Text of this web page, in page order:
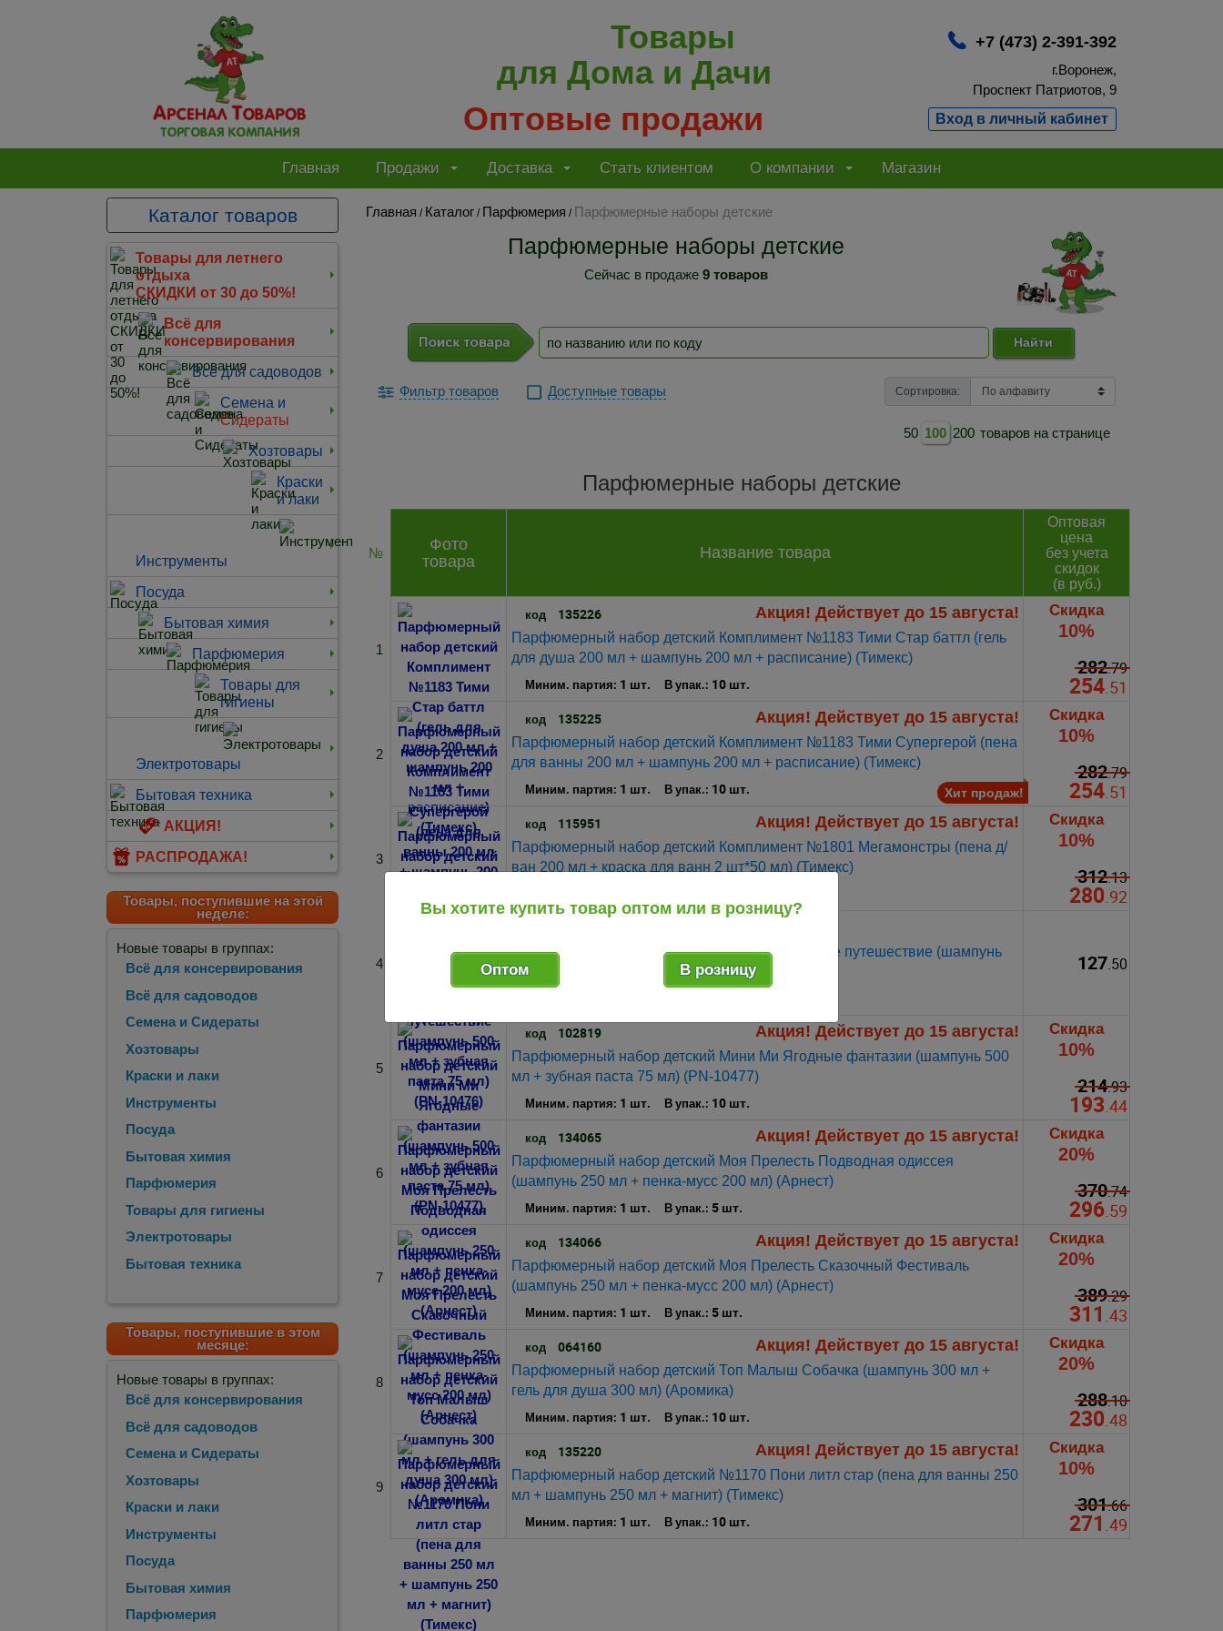
Товары
для Дома и Дачи
Оптовые продажи
+7 (473) 2-391-392
г.Воронеж,
Проспект Патриотов, 9
Вход в личный кабинет
Главная Продажи Доставка Стать клиентом О компании Магазин
Каталог товаров
Товары для летнего
отдыха
СКИДКИ от 30 до 50%!
Всё для
консервирования
Всё для садоводов
Семена и
Сидераты
Хозтовары
Краски
и лаки
Инструменты
Посуда
Бытовая химия
Парфюмерия
Товары для
гигиены
Электротовары
Бытовая техника
АКЦИЯ!
РАСПРОДАЖА!
Товары, поступившие на этой
неделе:
Новые товары в группах:
Всё для консервирования
Всё для садоводов
Семена и Сидераты
Хозтовары
Краски и лаки
Инструменты
Посуда
Бытовая химия
Парфюмерия
Товары для гигиены
Электротовары
Бытовая техника
Товары, поступившие в этом
месяце:
Новые товары в группах:
Всё для консервирования
Всё для садоводов
Семена и Сидераты
Хозтовары
Краски и лаки
Инструменты
Посуда
Бытовая химия
Парфюмерия
Главная / Каталог / Парфюмерия / Парфюмерные наборы детские
Парфюмерные наборы детские
Сейчас в продаже9 товаров
Найти
Фильтр товаров Доступные товары Сортировка:
50 100 200 товаров на странице
Парфюмерные наборы детские
№
Фото
товара
Название товара
Оптовая
цена
без учета
скидок
(в руб.)
1
код 135226 Акция! Действует до 15 августа!
Парфюмерный набор детский Комплимент №1183 Тими Стар баттл (гель
для душа 200 мл + шампунь 200 мл + расписание) (Тимекс)
Миним. партия: 1 шт. В упак.: 10 шт.
Скидка
10%
282.79
254.51
2
код 135225 Акция! Действует до 15 августа!
Парфюмерный набор детский Комплимент №1183 Тими Супергерой (пена
для ванны 200 мл + шампунь 200 мл + расписание) (Тимекс)
Миним. партия: 1 шт. В упак.: 10 шт. Хит продаж!
Скидка
10%
282.79
254.51
3
код 115951 Акция! Действует до 15 августа!
Парфюмерный набор детский Комплимент №1801 Мегамонстры (пена д/
ван 200 мл + краска для ванн 2 шт*50 мл) (Тимекс)
Скидка
10%
312.13
280.92
4
Парфюмерный набор детский Мини Ми Сладкое путешествие (шампунь
500 мл + зубная паста 75 мл) (PN-10476)
127.50
5
код 102819 Акция! Действует до 15 августа!
Парфюмерный набор детский Мини Ми Ягодные фантазии (шампунь 500
мл + зубная паста 75 мл) (PN-10477)
Миним. партия: 1 шт. В упак.: 10 шт.
Скидка
10%
214.93
193.44
6
код 134065 Акция! Действует до 15 августа!
Парфюмерный набор детский Моя Прелесть Подводная одиссея
(шампунь 250 мл + пенка-мусс 200 мл) (Арнест)
Миним. партия: 1 шт. В упак.: 5 шт.
Скидка
20%
370.74
296.59
7
код 134066 Акция! Действует до 15 августа!
Парфюмерный набор детский Моя Прелесть Сказочный Фестиваль
(шампунь 250 мл + пенка-мусс 200 мл) (Арнест)
Миним. партия: 1 шт. В упак.: 5 шт.
Скидка
20%
389.29
311 .43
8
код 064160 Акция! Действует до 15 августа!
Парфюмерный набор детский Топ Малыш Собачка (шампунь 300 мл +
гель для душа 300 мл) (Аромика)
Миним. партия: 1 шт. В упак.: 10 шт.
Скидка
20%
288.10
230.48
9
код 135220 Акция! Действует до 15 августа!
Парфюмерный набор детский №1170 Пони литл стар (пена для ванны 250
мл + шампунь 250 мл + магнит) (Тимекс)
Миним. партия: 1 шт. В упак.: 10 шт.
Скидка
10%
301.66
271 .49
Вы хотите купить товар оптом или в розницу?
Оптом В розницу